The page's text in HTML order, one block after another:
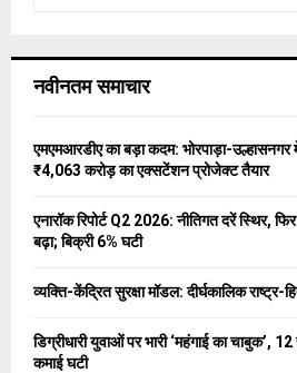
h
o
r
नवीनतम समाचार
एमएमआरडीए का बड़ा कदम: भोरपाड़ा-
₹4,063 करोड़ का एक्सटेंशन प्रोजेक्ट तैयार
एनारॉक रिपोर्ट Q2 2026: नीतिगत दरें स्थिर,
बढ़ा; बिक्री 6% घटी
व्यक्ति-केंद्रित सुरक्षा मॉडल: दीर्घकालिक राष्ट्र-
डिग्रीधारी युवाओं पर भारी ‘महंगाई का चाबुक’,
कमाई घटी